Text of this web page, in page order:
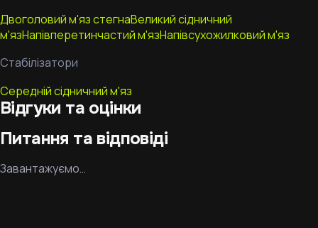
Двоголовий м'яз стегнаВеликий сідничний
м'язНапівперетинчастий м'язНапівсухожилковий м'яз
Стабілізатори
Середній сідничний м'яз
Відгуки та оцінки
Питання та відповіді
Завантажуємо…